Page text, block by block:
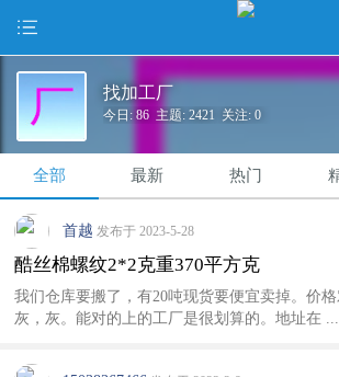
找加工厂
今日: 86 主题: 2421 关注: 0
全部 最新 热门
首越 发布于 2023-5-28
酷丝棉螺纹2*2克重370平方克
我们仓库要搬了，有20吨现货要便宜卖掉。价
灰，灰。能对的上的工厂是很划算的。地址在 ...